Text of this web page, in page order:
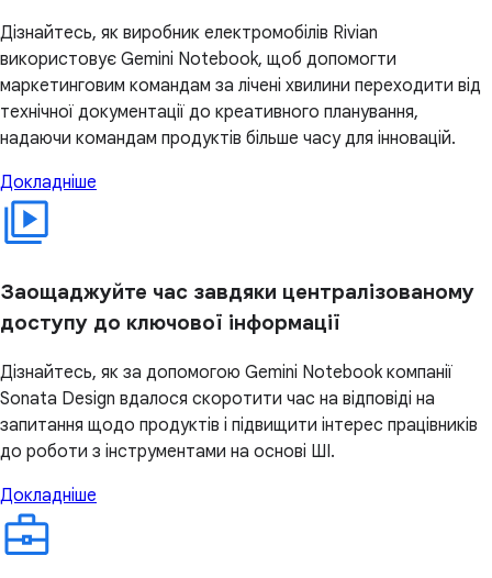
Дізнайтесь, як виробник електромобілів Rivian
використовує Gemini Notebook, щоб допомогти
маркетинговим командам за лічені хвилини переходити від
технічної документації до креативного планування,
надаючи командам продуктів більше часу для інновацій.
Докладніше
Заощаджуйте час завдяки централізованому
доступу до ключової інформації
Дізнайтесь, як за допомогою Gemini Notebook компанії
Sonata Design вдалося скоротити час на відповіді на
запитання щодо продуктів і підвищити інтерес працівників
до роботи з інструментами на основі ШІ.
Докладніше